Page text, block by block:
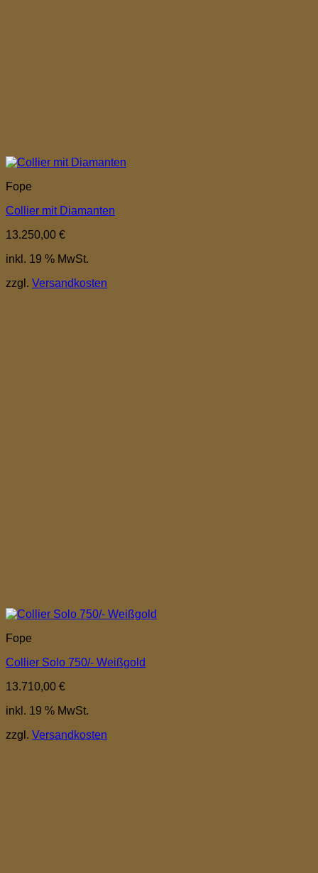
Fope
Collier mit Diamanten
13.250,00 €
inkl. 19 % MwSt.
zzgl. Versandkosten
Fope
Collier Solo 750/- Weißgold
13.710,00 €
inkl. 19 % MwSt.
zzgl. Versandkosten